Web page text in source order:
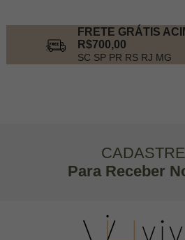
FRETE GRÁTIS
R$700,00
SC SP PR RS RJ MG
Para Receber